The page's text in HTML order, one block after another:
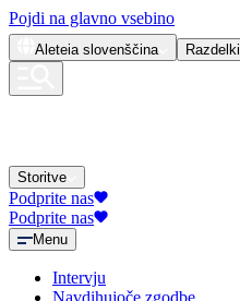
Pojdi na glavno vsebino
Aleteia slovenščina Razdelki
Storitve
Podprite nas
Podprite nas
Menu
Intervju
Navdihujoče zgodbe